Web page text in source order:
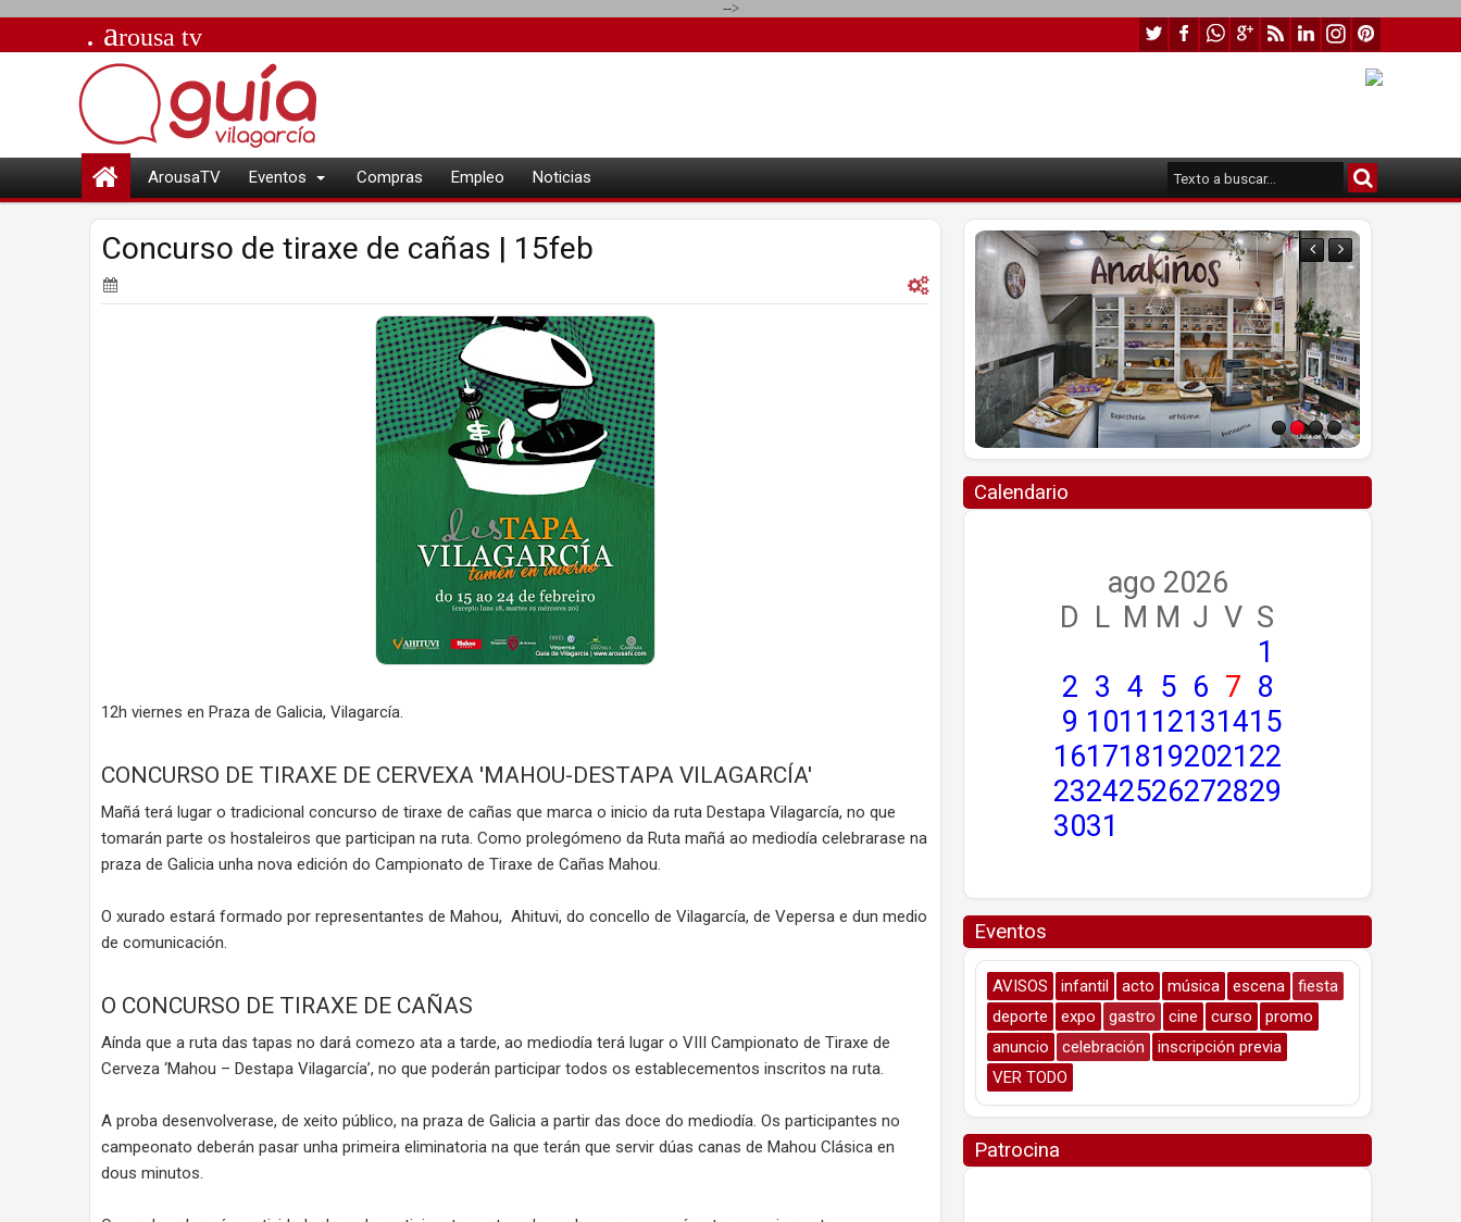
-->
. arousa tv
ArousaTV Eventos Compras Empleo Noticias
Concurso de tiraxe de cañas | 15feb
12h viernes en Praza de Galicia, Vilagarcía.
CONCURSO DE TIRAXE DE CERVEXA 'MAHOU-DESTAPA VILAGARCÍA'
Mañá terá lugar o tradicional concurso de tiraxe de cañas que marca o inicio da ruta Destapa Vilagarcía, no que
tomarán parte os hostaleiros que participan na ruta. Como prolegómeno da Ruta mañá ao mediodía celebrarase na
praza de Galicia unha nova edición do Campionato de Tiraxe de Cañas Mahou.
O xurado estará formado por representantes de Mahou, Ahituvi, do concello de Vilagarcía, de Vepersa e dun medio
de comunicación.
O CONCURSO DE TIRAXE DE CAÑAS
Aínda que a ruta das tapas no dará comezo ata a tarde, ao mediodía terá lugar o VIII Campionato de Tiraxe de
Cerveza ‘Mahou – Destapa Vilagarcía’, no que poderán participar todos os establecementos inscritos na ruta.
A proba desenvolverase, de xeito público, na praza de Galicia a partir das doce do mediodía. Os participantes no
campeonato deberán pasar unha primeira eliminatoria na que terán que servir dúas canas de Mahou Clásica en
dous minutos.
Calendario
ago 2026
D L M M J V S
1
2 3 4 5 6 7 8
9 1011 12131415
16171819202122
23242526272829
3031
Eventos
AVISOS infantil acto música escena
fiesta
deporte
expo gastro cine curso
promo
anuncio
celebración
inscripción previa
VER TODO
Patrocina